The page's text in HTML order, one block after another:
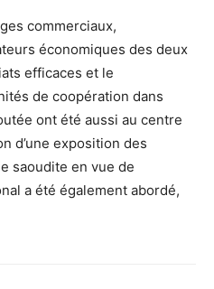
commerciaux,
économiques des deux
efficaces et le
de coopération dans
ont été aussi au centre
d’une exposition des
saoudite en vue de
a été également abordé,